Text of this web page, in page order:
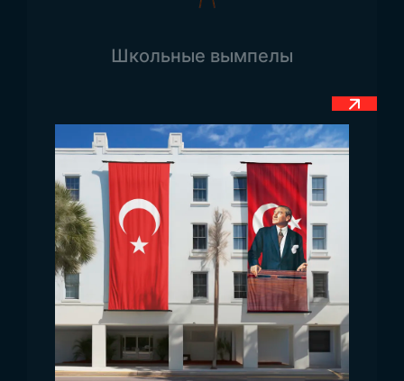
Количество звёзд на флаге также
флаге было 48 звёзд, затем их число
увеличилось до 49 и 50. Последняя звезда
была добавлена в 1960 году.
Значение флага Америки
На флаге изображено множество звёзд и полос.
Звёзды представляют штаты. На флаге — всего
тринадцать красно-белых полос, которые
символизируют тринадцать колоний,
завоевавших независимость от
Великобритании. С момента появления дизайна
прошло 200 лет, прежде чем он принял
Школьные вымпелы